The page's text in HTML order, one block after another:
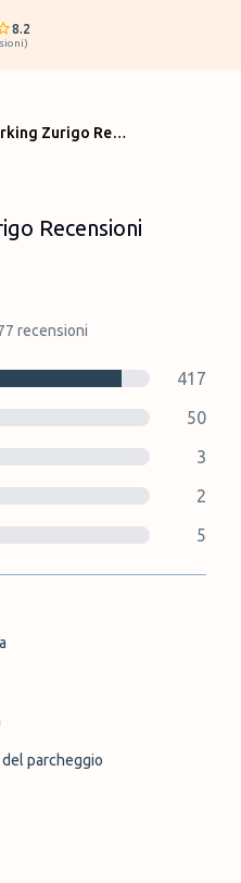
8.2
)
Proparking Zurigo Recensioni
Recensioni
recensioni
417
50
3
2
5
parcheggio